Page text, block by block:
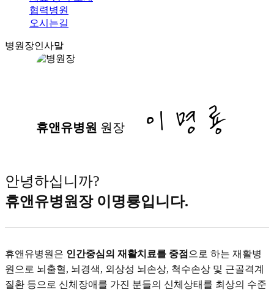
협력병원
오시는길
병원장인사말
안녕하십니까?
휴앤유병원장 이명룡입니다.
휴앤유병원은 인간중심의 재활치료를 중점 으로 하는 재활병
원으로 뇌출혈, 뇌경색, 외상성 뇌손상, 척수손상 및 근골격계
질환 등으로 신체장애를 가진 분들의 신체상태를 최상의 수준
휴앤유병원 원장 이 명 룡